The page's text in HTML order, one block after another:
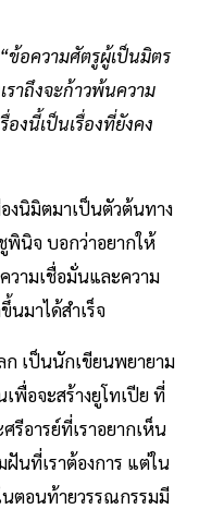
“ข้อความศัตรูผู้เป็นมิตร
ราถึงจะก้าวพ้นความ
งนี้เป็นเรื่องที่ยังคง
องนิมิตมาเป็นตัวต้นทาง
พินิจ บอกว่าอยากให้
วามเชื่อมั่นและความ
นมาได้สำเร็จ
ก เป็นนักเขียนพยายาม
พื่อจะสร้างยูโทเปีย ที่
รีอารย์ที่เราอยากเห็น
นที่เราต้องการ แต่ใน
นตอนท้ายวรรณกรรมมี